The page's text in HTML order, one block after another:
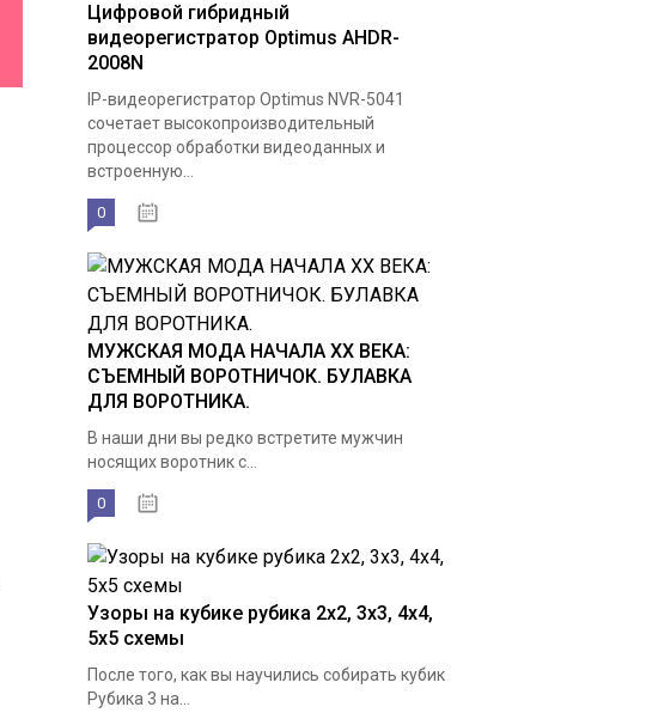
Цифровой гибридный
видеорегистратор Optimus AHDR-
2008N
IP-видеорегистратор Optimus NVR-5041
сочетает высокопроизводительный
процессор обработки видеоданных и
встроенную...
0
МУЖСКАЯ МОДА НАЧАЛА ХХ ВЕКА:
СЪЕМНЫЙ ВОРОТНИЧОК. БУЛАВКА
ДЛЯ ВОРОТНИКА.
В наши дни вы редко встретите мужчин
носящих воротник с...
0
Узоры на кубике рубика 2х2, 3х3, 4х4,
5х5 схемы
После того, как вы научились собирать кубик
Рубика 3 на...